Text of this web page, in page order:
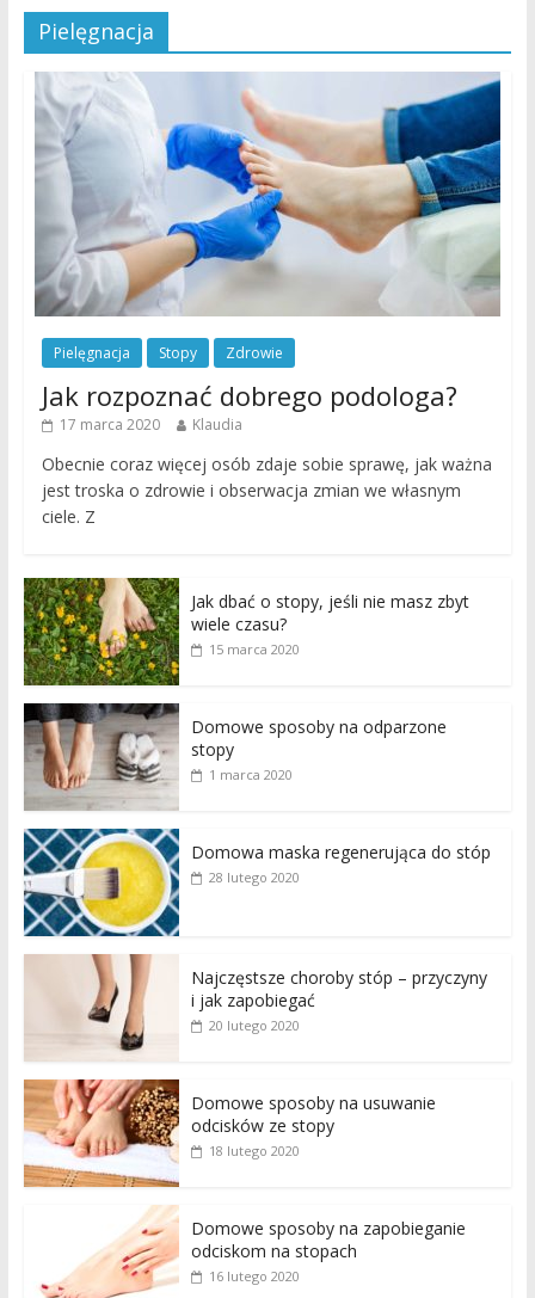
Pielęgnacja
Pielęgnacja Stopy Zdrowie
Jak rozpoznać dobrego podologa?
17 marca 2020 Klaudia
Obecnie coraz więcej osób zdaje sobie sprawę, jak ważna
jest troska o zdrowie i obserwacja zmian we własnym
ciele. Z
Jak dbać o stopy, jeśli nie masz zbyt
wiele czasu?
15 marca 2020
Domowe sposoby na odparzone
stopy
1 marca 2020
Domowa maska regenerująca do stóp
28 lutego 2020
Najczęstsze choroby stóp – przyczyny
i jak zapobiegać
20 lutego 2020
Domowe sposoby na usuwanie
odcisków ze stopy
18 lutego 2020
Domowe sposoby na zapobieganie
odciskom na stopach
16 lutego 2020